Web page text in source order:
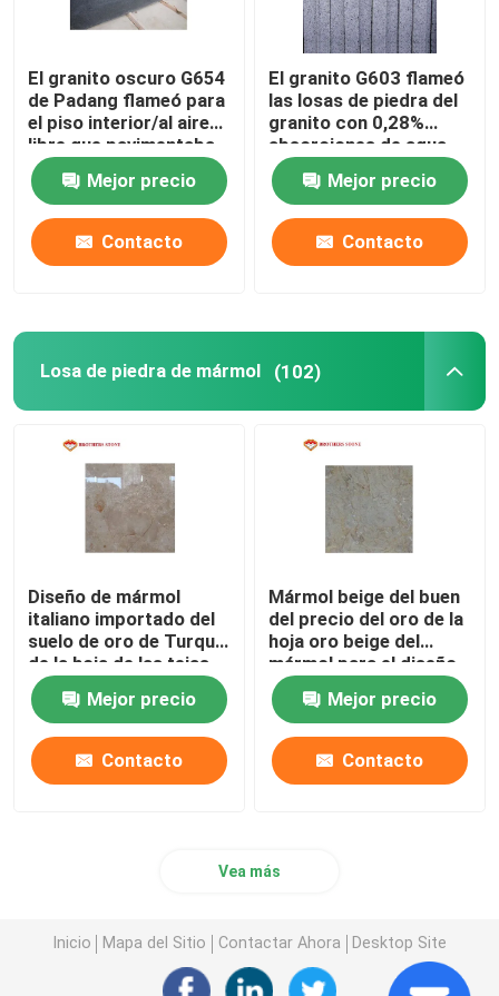
Losa de mármol beige
mármol de madera de la vena
Losa del ónix del jade
piedra artificial de cuarzo
Piedra artificial de la cultura
encimeras de piedra naturales
chimeneas de piedra naturales
medallón del chorro de agua
tejas de mosaico de cristal
columnas de piedra naturales
El granito oscuro G654
de Padang flameó para
el piso interior/al aire
libre que pavimentaba
Mejor precio
Contacto
El granito G603 flameó
las losas de piedra del
granito con 0,28%
absorciones de agua
Mejor precio
Contacto
Losa de piedra de mármol (102)
Diseño de mármol
italiano importado del
suelo de oro de Turquía
de la hoja de las tejas
reales del mármol
Mejor precio
Contacto
Mármol beige del buen
del precio del oro de la
hoja oro beige del
mármol para el diseño
casero del templo del
mármol de la
decoración para el
hogar
Mejor precio
Contacto
Vea más
Inicio Mapa del Sitio Contactar Ahora Desktop Site